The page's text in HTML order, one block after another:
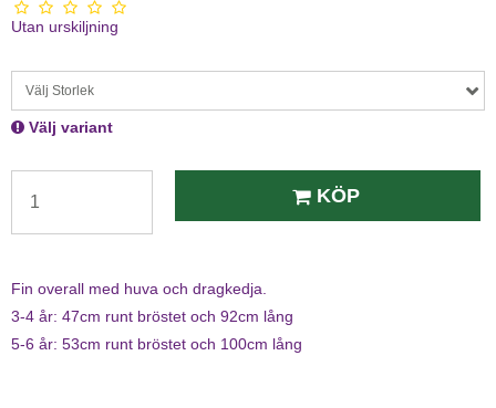
Utan urskiljning
Välj Storlek
Välj variant
KÖP
Fin overall med huva och dragkedja.
3-4 år: 47cm runt bröstet och 92cm lång
5-6 år: 53cm runt bröstet och 100cm lång